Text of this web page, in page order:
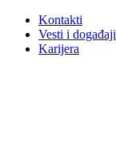
Kontakti
Vesti i događaji
Karijera